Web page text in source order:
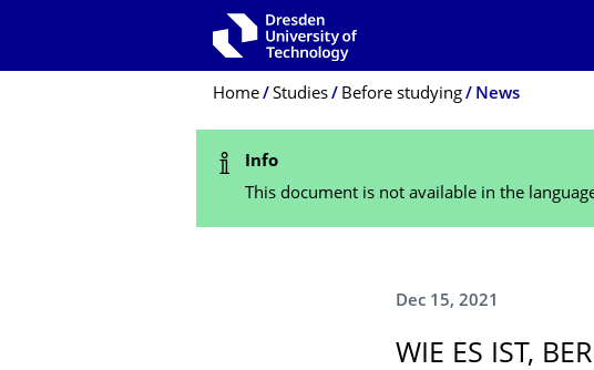
Breadcrumb Menu
Home Studies Before studying News
Status Message
Info
This document is not available in the
Dec 15, 2021
WIE ES IST,